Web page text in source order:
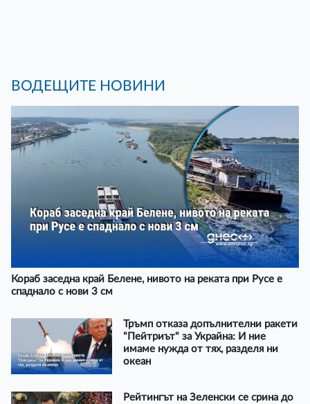
ВОДЕЩИТЕ НОВИНИ
Кораб заседна край Белене, нивото на реката при Русе е
спаднало с нови 3 см
Тръмп отказа допълнителни ракети
"Пейтриът" за Украйна: И ние
имаме нужда от тях, разделя ни
океан
Рейтингът на Зеленски се срина до